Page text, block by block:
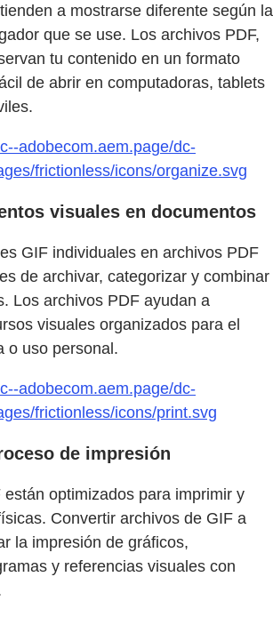
a mostrarse diferente según la
que se use. Los archivos PDF,
tu contenido en un formato
de abrir en computadoras, tablets
adobecom.aem.page/dc-
frictionless/icons/organize.svg
visuales en documentos
GIF individuales en archivos PDF
de archivar, categorizar y combinar
Los archivos PDF ayudan a
visuales organizados para el
o uso personal.
adobecom.aem.page/dc-
frictionless/icons/print.svg
de impresión
optimizados para imprimir y
Convertir archivos de GIF a
la impresión de gráficos,
y referencias visuales con